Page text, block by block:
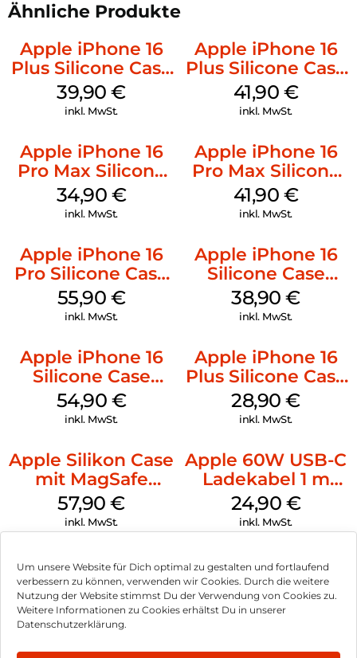
Um unsere Website für Dich optimal zu gestalten und fortlaufend
verbessern zu können, verwenden wir Cookies. Durch die weitere
Nutzung der Website stimmst Du der Verwendung von Cookies zu.
Weitere Informationen zu Cookies erhältst Du in unserer
Datenschutzerklärung.
Ähnliche Produkte
Apple iPhone 16
Plus Silicone Case
MagSafe Plum
39,90€
inkl. MwSt.
Apple iPhone 16
Plus Silicone Case
MagSafe Stone
Gray
41,90 €
inkl. MwSt.
Apple iPhone 16
Pro Max Silicone
Case MagSafe
Denim
34,90 €
inkl. MwSt.
Apple iPhone 16
Pro Max Silicone
Case MagSafe
Ultramarine
41,90 €
inkl. MwSt.
Apple iPhone 16
Pro Silicone Case
MagSafe Stone
Gray
55,90 €
inkl. MwSt.
Apple iPhone 16
Silicone Case
MagSafe
Ultramarine
38,90€
inkl. MwSt.
Apple iPhone 16
Silicone Case
MagSafe Black
54,90 €
inkl. MwSt.
Apple iPhone 16
Plus Silicone Case
MagSafe Black
28,90€
inkl. MwSt.
Apple Silikon Case
mit MagSafe
iPhone 14 Pro
(PRODUCT)RED
57,90€
inkl. MwSt.
Apple 60W USB-C
Ladekabel 1 m
Weiß
24,90 €
inkl. MwSt.
Impressum